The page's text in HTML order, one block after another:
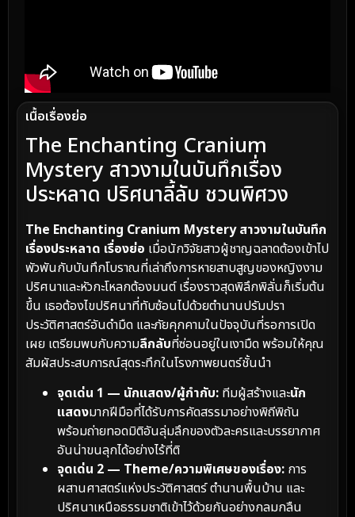
เนื้อเรื่องย่อ
The Enchanting Cranium
Mystery สาวงามในบันทึกเรื่อง
ประหลาด ปริศนาลี้ลับ ชวนพิศวง
The Enchanting Cranium Mystery สาวงามในบันทึก
เรื่องประหลาด เรื่องย่อ เมื่อนักวิจัยสาวผู้ชาญฉลาดต้องเข้าไป
พัวพันกับบันทึกโบราณที่เล่าถึงการหายสาบสูญของหญิงงาม
ปริศนาและหัวกะโหลกต้องมนต์ เรื่องราวสุดพิลึกพิลั่นก็เริ่มต้น
ขึ้น เธอต้องไขปริศนาที่ทับซ้อนไปด้วยตำนานปรัมปรา
ประวัติศาสตร์อันดำมืด และภัยคุกคามในปัจจุบันที่รอการเปิด
เผย เตรียมพบกับความลึกลับที่ซ่อนอยู่ในเงามืด พร้อมให้คุณ
สัมผัสประสบการณ์สุดระทึกในโรงภาพยนตร์ชั้นนำ
จุดเด่น 1 — นักแสดง/ผู้กำกับ: ทีมผู้สร้างและนัก
แสดงมากฝีมือที่ได้รับการคัดสรรมาอย่างพิถีพิถัน
พร้อมถ่ายทอดมิติอันลุ่มลึกของตัวละครและบรรยากาศ
อันน่าขนลุกได้อย่างไร้ที่ติ
จุดเด่น 2 — Theme/ความพิเศษของเรื่อง: การ
ผสานศาสตร์แห่งประวัติศาสตร์ ตำนานพื้นบ้าน และ
ปริศนาเหนือธรรมชาติเข้าไว้ด้วยกันอย่างกลมกลืน